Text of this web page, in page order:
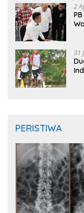
2
31
PERISTIWA